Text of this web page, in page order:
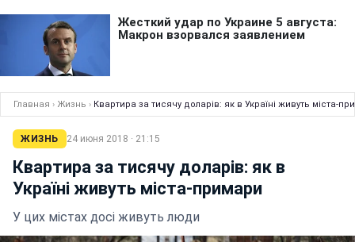
Главная › Жизнь › Квартира за тисячу доларів: як в Україні живуть міста-
ЖИЗНЬ 24 июня 2018 · 21:15
Квартира за тисячу доларів: як в
Україні живуть міста-примари
У цих містах досі живуть люди